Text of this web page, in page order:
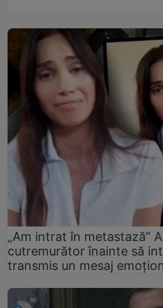
„Am intrat în metastază”
cutremurător înainte să
transmis un mesaj